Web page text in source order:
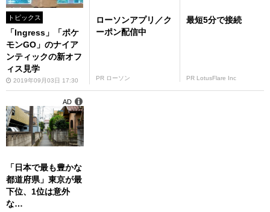
トピックス
「Ingress」「ポケ
モンGO」のナイア
ンティックの新オフ
ィス見学
2019年09月03日 17:30
ローソンアプリ／ク
ーポン配信中
PR ローソン
最短5分で接続
PR LotusFlare Inc
「日本で最も豊かな
都道府県」東京が最
下位、1位は意外
な…
AD